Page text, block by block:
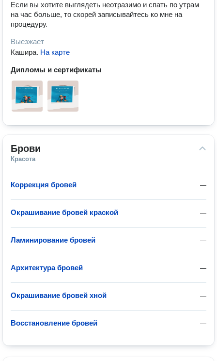
Если вы хотите выглядеть неотразимо и спать по утрам
на час больше, то скорей записывайтесь ко мне на
процедуру.
Выезжает
Кашира. На карте
Дипломы и сертификаты
Брови
Красота
—
Коррекция бровей
—
Окрашивание бровей краской
—
Ламинирование бровей
—
Архитектура бровей
—
Окрашивание бровей хной
—
Восстановление бровей